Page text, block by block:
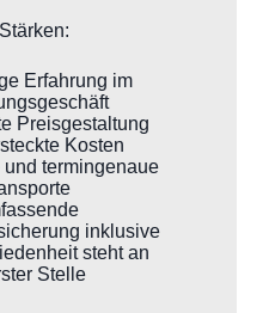
Erfahrung im
Preisgestaltung
Kosten
termingenaue
inklusive
steht an
Stelle